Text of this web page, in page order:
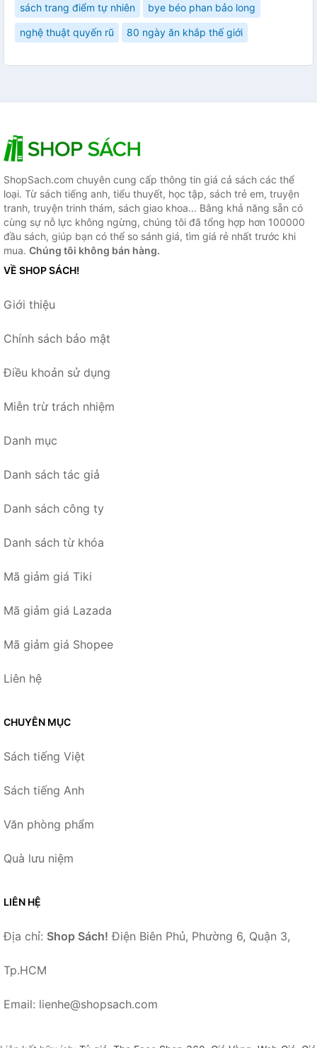
sách trang điểm tự nhiên bye béo phan bảo long
nghệ thuật quyến rũ 80 ngày ăn khắp thế giới
ShopSach.com chuyên cung cấp thông tin giá cả sách các thể
loại. Từ sách tiếng anh, tiểu thuyết, học tập, sách trẻ em, truyện
tranh, truyện trinh thám, sách giao khoa... Bằng khả năng sẵn có
cùng sự nỗ lực không ngừng, chúng tôi đã tổng hợp hơn 100000
đầu sách, giúp bạn có thể so sánh giá, tìm giá rẻ nhất trước khi
mua. Chúng tôi không bán hàng.
VỀ SHOP SÁCH!
Giới thiệu
Chính sách bảo mật
Điều khoản sử dụng
Miễn trừ trách nhiệm
Danh mục
Danh sách tác giả
Danh sách công ty
Danh sách từ khóa
Mã giảm giá Tiki
Mã giảm giá Lazada
Mã giảm giá Shopee
Liên hệ
CHUYÊN MỤC
Sách tiếng Việt
Sách tiếng Anh
Văn phòng phẩm
Quà lưu niệm
LIÊN HỆ
Địa chỉ: Shop Sách! Điện Biên Phủ, Phường 6, Quận 3,
Tp.HCM
Email: lienhe@shopsach.com